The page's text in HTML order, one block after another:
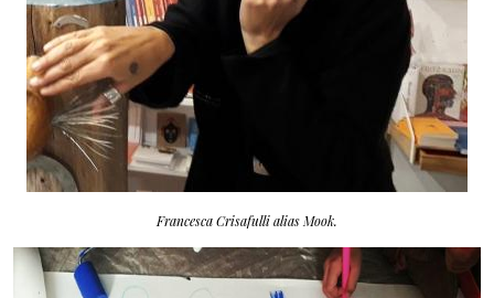
Francesca Crisafulli aliasMook.